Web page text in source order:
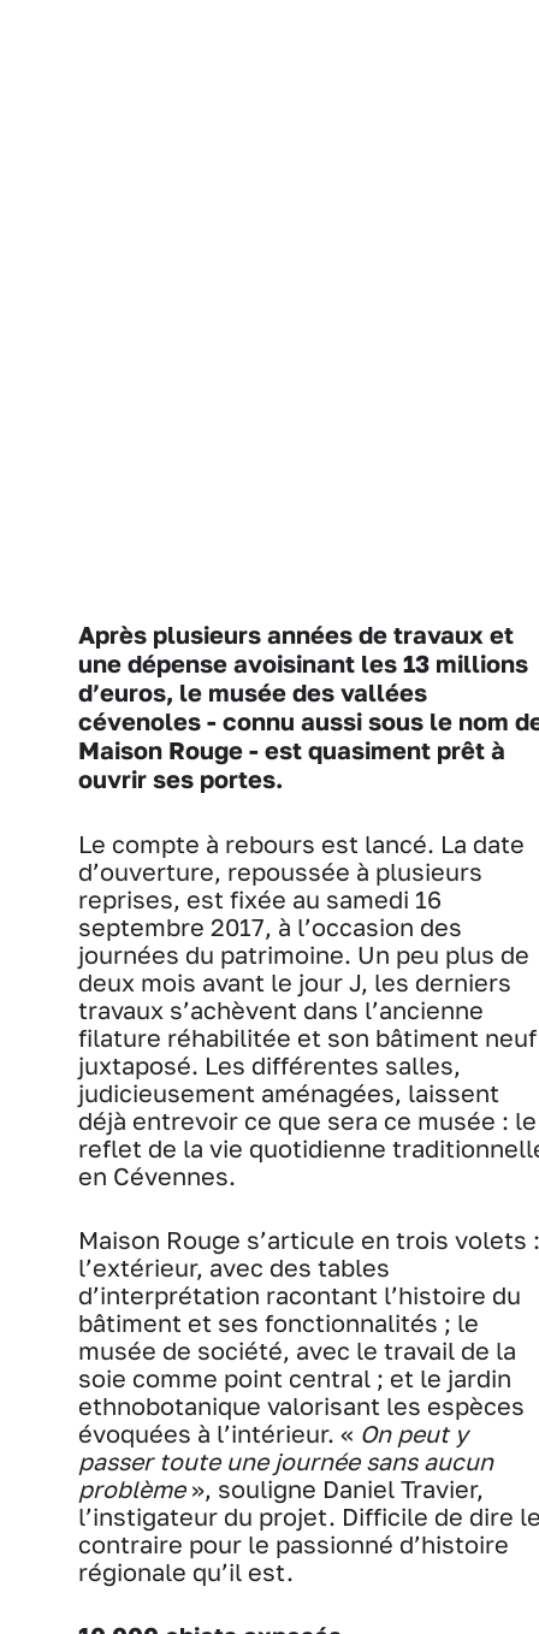
Après plusieurs années de travaux et
une dépense avoisinant les 13 millions
d’euros, le musée des vallées
cévenoles - connu aussi sous le nom
Maison Rouge - est quasiment prêt à
ouvrir ses portes.
Le compte à rebours est lancé. La date
d’ouverture, repoussée à plusieurs
reprises, est fixée au samedi 16
septembre 2017, à l’occasion des
journées du patrimoine. Un peu plus de
deux mois avant le jour J, les derniers
travaux s’achèvent dans l’ancienne
filature réhabilitée et son bâtiment neuf
juxtaposé. Les différentes salles,
judicieusement aménagées, laissent
déjà entrevoir ce que sera ce musée : le
reflet de la vie quotidienne
en Cévennes.
Maison Rouge s’articule en trois volets :
l’extérieur, avec des tables
d’interprétation racontant l’histoire du
bâtiment et ses fonctionnalités ; le
musée de société, avec le travail de la
soie comme point central ; et le jardin
ethnobotanique valorisant les espèces
évoquées à l’intérieur. « On peut y
passer toute une journée sans aucun
problème», souligne Daniel Travier,
l’instigateur du projet. Difficile de dire
contraire pour le passionné d’histoire
régionale qu’il est.